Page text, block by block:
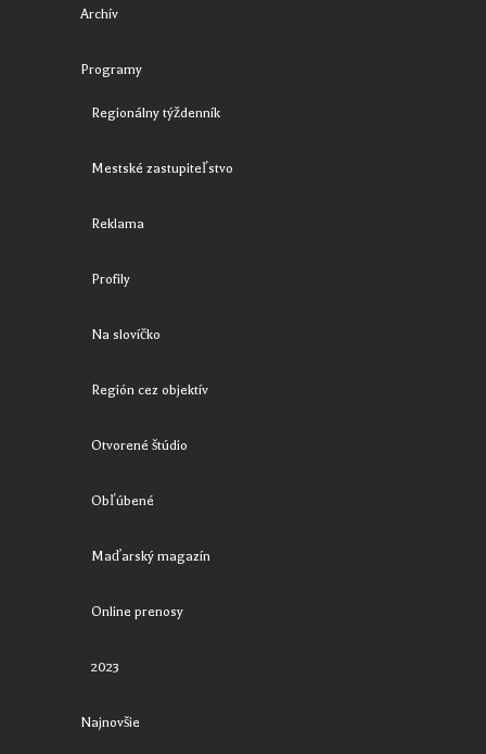
Archív
Programy
Regionálny týždenník
Mestské zastupiteľstvo
Reklama
Profily
Na slovíčko
Región cez objektív
Otvorené štúdio
Obľúbené
Maďarský magazín
Online prenosy
2023
Najnovšie